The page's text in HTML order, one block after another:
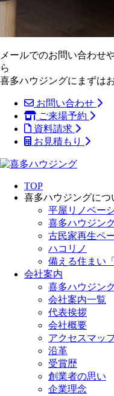
メールでのお問い合わせ
ら
喜多ハウジングにまずは
お問い合わせ
ご来場予約
資料請求
お見積もり
TOP
喜多ハウジングにつ
平屋リノベー
喜多ハウジン
古民家再生ペ
ハコリノ
備える住まい「
会社案内
喜多ハウジン
会社案内一覧
代表挨拶
会社概要
アクセスマッ
沿革
受賞歴
創業者の思い
企業理念